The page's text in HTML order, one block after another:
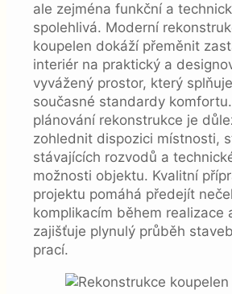
ale zejména funkční a
spolehlivá. Moderní
koupelen dokáží přeměnit
interiér na praktický a
vyvážený prostor, který splňuje
současné standardy
plánování rekonstrukce je
zohlednit dispozici místnosti,
stávajících rozvodů a
možnosti objektu. Kvalitní
projektu pomáhá předejít
komplikacím během realizace
zajišťuje plynulý průběh
prací.